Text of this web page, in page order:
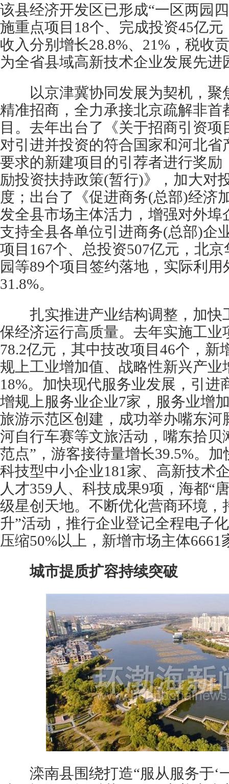
该县经济开发区已形成“一区两园
施重点项目18个、完成投资45亿
收入分别增长28.8%、21%，税收
为全省县域高新技术企业发展先进
以京津冀协同发展为契机，聚
精准招商，全力承接北京疏解非首
目。去年出台了《关于招商引资
对引进并投资的符合国家和河北
要求的新建项目的引荐者进行奖励
励投资扶持政策(暂行)》，加大对
度；出台了《促进商务(总部)经济
发全县市场主体活力，增强对外
支持全县各单位引进商务(总部)企
项目167个、总投资507亿元，北
园等89个项目签约落地，实际利
31.8%。
扎实推进产业结构调整，加快
保经济运行高质量。去年实施工业
78.2亿元，其中技改项目46个，新
规上工业增加值、战略性新兴产业
18%。加快现代服务业发展，引进
增规上服务业企业7家，服务业增
旅游示范区创建，成功举办嘴东河
河自行车赛等文旅活动，嘴东拾贝
范点”，游客接待量增长39.5%。
科技型中小企业181家、高新技术
人才359人、科技成果9项，海都“
级星创天地。不断优化营商环境，
升”活动，推行企业登记全程电子
压缩50%以上，新增市场主体6661
城市提质扩容持续突破
滦南县围绕打造“服从服务于‘